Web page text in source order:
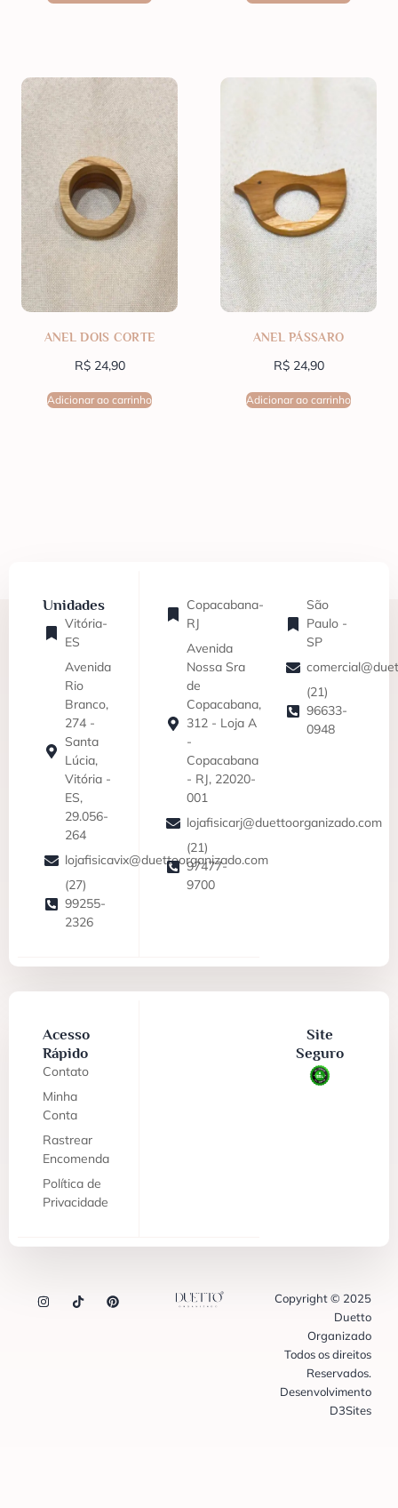
ANEL DOIS CORTE
R$24,90
Adicionar ao carrinho
ANEL PÁSSARO
R$24,90
Adicionar ao carrinho
Unidades
Vitória-
ES
Avenida
Rio
Branco,
274 -
Santa
Lúcia,
Vitória -
ES,
29.056-
264
lojafisicavix@duettoorganizado.com
(27)
99255-
2326
Copacabana-
RJ
Avenida
Nossa Sra
de
Copacabana,
312 - Loja A
-
Copacabana
- RJ, 22020-
001
lojafisicarj@duettoorganizado.com
(21)
97477-
9700
São
Paulo -
SP
(21)
96633-
0948
Acesso
Rápido
Contato
Minha
Conta
Rastrear
Encomenda
Política de
Privacidade
Site
Seguro
Copyright © 2025
Duetto
Organizado
Todos os direitos
Reservados.
Desenvolvimento
D3Sites